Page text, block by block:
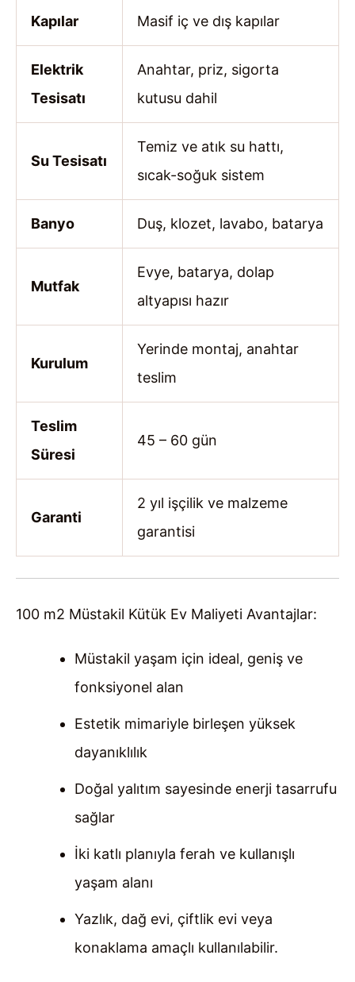
Kapılar Masif iç ve dış kapılar
Elektrik
Tesisatı
Anahtar, priz, sigorta
kutusu dahil
Su Tesisatı
Temiz ve atık su hattı,
sıcak-soğuk sistem
Banyo Duş, klozet, lavabo, batarya
Mutfak
Evye, batarya, dolap
altyapısı hazır
Kurulum
Yerinde montaj, anahtar
teslim
Teslim
Süresi
45 – 60 gün
Garanti
2 yıl işçilik ve malzeme
garantisi
100 m2 Müstakil Kütük Ev Maliyeti Avantajlar:
Müstakil yaşam için ideal, geniş ve
fonksiyonel alan
Estetik mimariyle birleşen yüksek
dayanıklılık
Doğal yalıtım sayesinde enerji tasarrufu
sağlar
İki katlı planıyla ferah ve kullanışlı
yaşam alanı
Yazlık, dağ evi, çiftlik evi veya
konaklama amaçlı kullanılabilir.